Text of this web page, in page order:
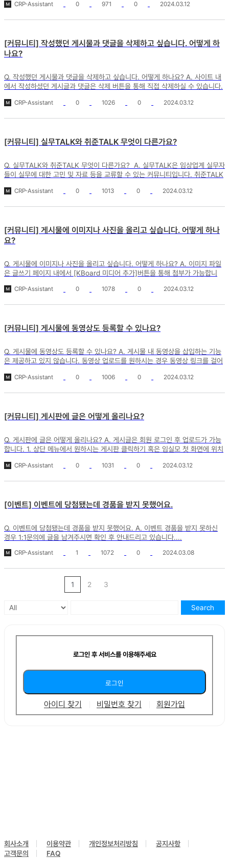
CRP-Assistant 0 971 0 2024.03.12
[커뮤니티] 작성했던 게시물과 댓글을 삭제하고 싶습니다. 어떻게 하
나요?
Q. 작성했던 게시물과 댓글을 삭제하고 싶습니다. 어떻게 하나요? A. 사이트 내
에서 작성하셨던 게시글과 댓글은 삭제 버튼을 통해 직접 삭제하실 수 있습니다.
CRP-Assistant 0 1026 0 2024.03.12
[커뮤니티] 실무TALK와 취준TALK 무엇이 다른가요?
Q. 실무TALK와 취준TALK 무엇이 다른가요? A. 실무TALK은 임상업계 실무자
들이 실무에 대한 고민 및 자료 등을 교류할 수 있는 커뮤니티입니다. 취준TALK
CRP-Assistant 0 1013 0 2024.03.12
[커뮤니티] 게시물에 이미지나 사진을 올리고 싶습니다. 어떻게 하나
요?
Q. 게시물에 이미지나 사진을 올리고 싶습니다. 어떻게 하나요? A. 이미지 파일
은 글쓰기 페이지 내에서 [KBoard 미디어 추가]버튼을 통해 첨부가 가능합니
CRP-Assistant 0 1078 0 2024.03.12
[커뮤니티] 게시물에 동영상도 등록할 수 있나요?
Q. 게시물에 동영상도 등록할 수 있나요? A. 게시물 내 동영상을 삽입하는 기능
은 제공하고 있지 않습니다. 동영상 업로드를 원하시는 경우 동영상 링크를 걸어
CRP-Assistant 0 1006 0 2024.03.12
[커뮤니티] 게시판에 글은 어떻게 올리나요?
Q. 게시판에 글은 어떻게 올리나요? A. 게시글은 회원 로그인 후 업로드가 가능
합니다. 1. 상단 메뉴에서 원하시는 게시판 클릭하기 혹은 임실모 첫 화면에 위치
CRP-Assistant 0 1031 0 2024.03.12
[이벤트] 이벤트에 당첨됐는데 경품을 받지 못했어요.
Q. 이벤트에 당첨됐는데 경품을 받지 못했어요. A. 이벤트 경품을 받지 못하신
경우 1:1문의에 글을 남겨주시면 확인 후 안내드리고 있습니다....
CRP-Assistant 1 1072 0 2024.03.08
1 2 3
Search
로그인 후 서비스를 이용해주세요
아이디 찾기 비밀번호 찾기 회원가입
회사소개 이용약관 개인정보처리방침
공지사항
고객문의
FAQ